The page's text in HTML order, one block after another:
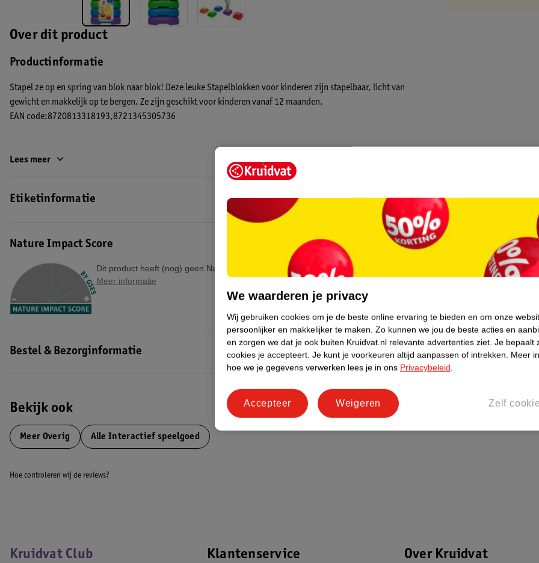
Over dit product
Productinformatie
Stapel ze op en spring van blok naar blok! Deze leuke Stapelblokken voor kinderen zijn stapelbaar, licht van
gewicht en makkelijk op te bergen. Ze zijn geschikt voor kinderen vanaf 12 maanden.
EAN code:8720813318193,8721345305736
Lees meer
Etiketinformatie
Nature Impact Score
Dit product heeft (nog) geen Nature Impact Score.
Meer informatie
Bestel & Bezorginformatie
Bekijk ook
Meer Overig Alle Interactief speelgoed
Hoe controleren wij de reviews?
Kruidvat Club Klantenservice Over Kruidvat
We waarderen je privacy
Wij gebruiken cookies om je de beste online ervaring te bieden en om onze
persoonlijker en makkelijker te maken. Zo kunnen we jou de beste acties en
en zorgen we dat je ook buiten Kruidvat.nl relevante advertenties ziet. Je bepaalt
cookies je accepteert. Je kunt je voorkeuren altijd aanpassen of intrekken. Meer
hoe we je gegevens verwerken lees je in ons Privacybeleid.
Zelf
Weigeren
Accepteer